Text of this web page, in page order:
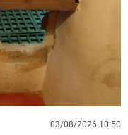
La rosa de los vientos
Gente viajera
Como el perro y el
Caso
Retornados
Equipo de
Operación Viuda
Extremadura
Galicia
La Rioja
Navarra
País Vasco
Virales
Televisión
Elecciones
03/08/2026 10:50